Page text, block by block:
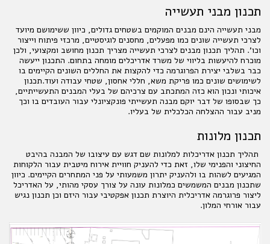
תכנון מבני תעשייה
מבני תעשייה הינם מבנים המוקמים בשטחים גדולים, כיוון ששימושם מיועד
לצרכי תעשייה שונים כמו מפעלים, מחסנים לוגיסטיים, מרכזי פיתוח וייצור
וכו'. תהליך תכנון מבנים לצרכי תעשייה מצריך תכנון מחושב ומקצועי, ולכן
מוכרח להיעשות בליווי של משרד אדריכלים מומחה בתחום. התכנון ייעשה
כבר בשלבי יצירת הפרוגרמה כדי להקצות את החללים השונים הקיימים בו
לשימושים שונים כמו פריקת משא, חללי אחסון, שטחי עבודה ועוד.תכנון
איכותי ונכון הוא כזה המתכתב עם צרכיהם של בעלי המבנים התעשייתיים,
כך שבסופו של דבר יוקם מבנה תעשייתי פונקציונלי עבור העובדים בו וכך
מניב עבור ההצלחה הכלכלית של בעליו.
תכנון מלונות
תהליך תכנון אדריכלות למלונות שם דגש עם עיצובו של המבנה בהיבט
החיצוני והפנימי שלו, זאת כדי להעניק חוויית אירוח מיטבית עבור הלקוחות
המגיעים לשהות בו ולהעניק יתרון משמעותי על פני המתחרים הקיימים. כיוון
שתכנון מבנים המשמשים כמלונות עונה על צורך עסקי מהותי, על האדריכל
ליצור פרוגרמה אדריכלית היוצרת תכנון אפקטיבי עבור היזם וכן תכנון נגיש
עבור אורחי המלון.